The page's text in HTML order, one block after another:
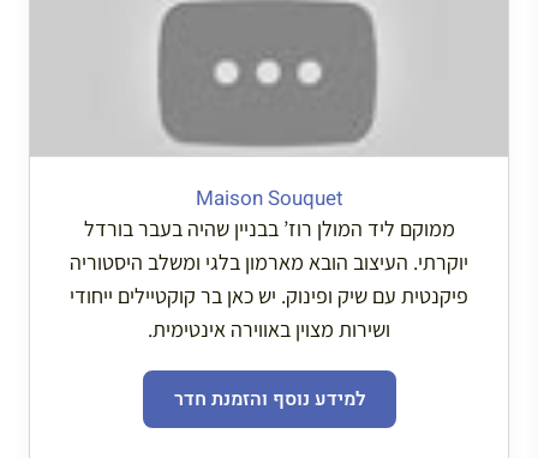
Maison Souquet
ממוקם ליד המולן רוז’ בבניין שהיה בעבר בורדל
יוקרתי. העיצוב הובא מארמון בלגי ומשלב היסטוריה
פיקנטית עם שיק ופינוק. יש כאן בר קוקטיילים ייחודי
ושירות מצוין באווירה אינטימית.
למידע נוסף והזמנת חדר